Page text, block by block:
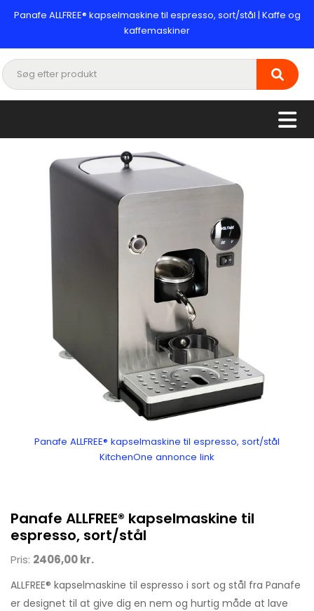
Panafe ALLFREE® kapselmaskine til espresso, sort/stål | Kaffe og
kaffemaskiner
Panafe ALLFREE® kapselmaskine til espresso, sort/stål
KitchenOne annonce link
Panafe ALLFREE® kapselmaskine til
espresso, sort/stål
Pris: 2406,00 kr.
ALLFREE® kapselmaskine til espresso i sort og stål fra Panafe
er designet til at give dig en nem og hurtig måde at lave